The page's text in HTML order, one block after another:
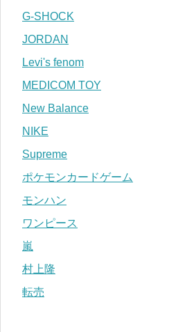
G-SHOCK
JORDAN
Levi's fenom
MEDICOM TOY
New Balance
NIKE
Supreme
ポケモンカードゲーム
モンハン
ワンピース
嵐
村上隆
転売